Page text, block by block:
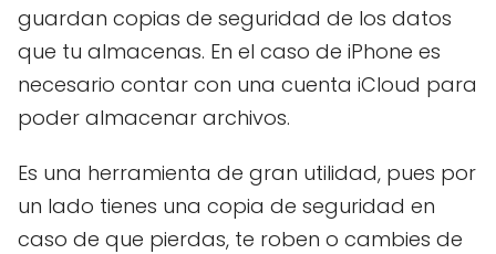
guardan copias de seguridad de los datos
que tu almacenas. En el caso de iPhone es
necesario contar con una cuenta iCloud para
poder almacenar archivos.
Es una herramienta de gran utilidad, pues por
un lado tienes una copia de seguridad en
caso de que pierdas, te roben o cambies de